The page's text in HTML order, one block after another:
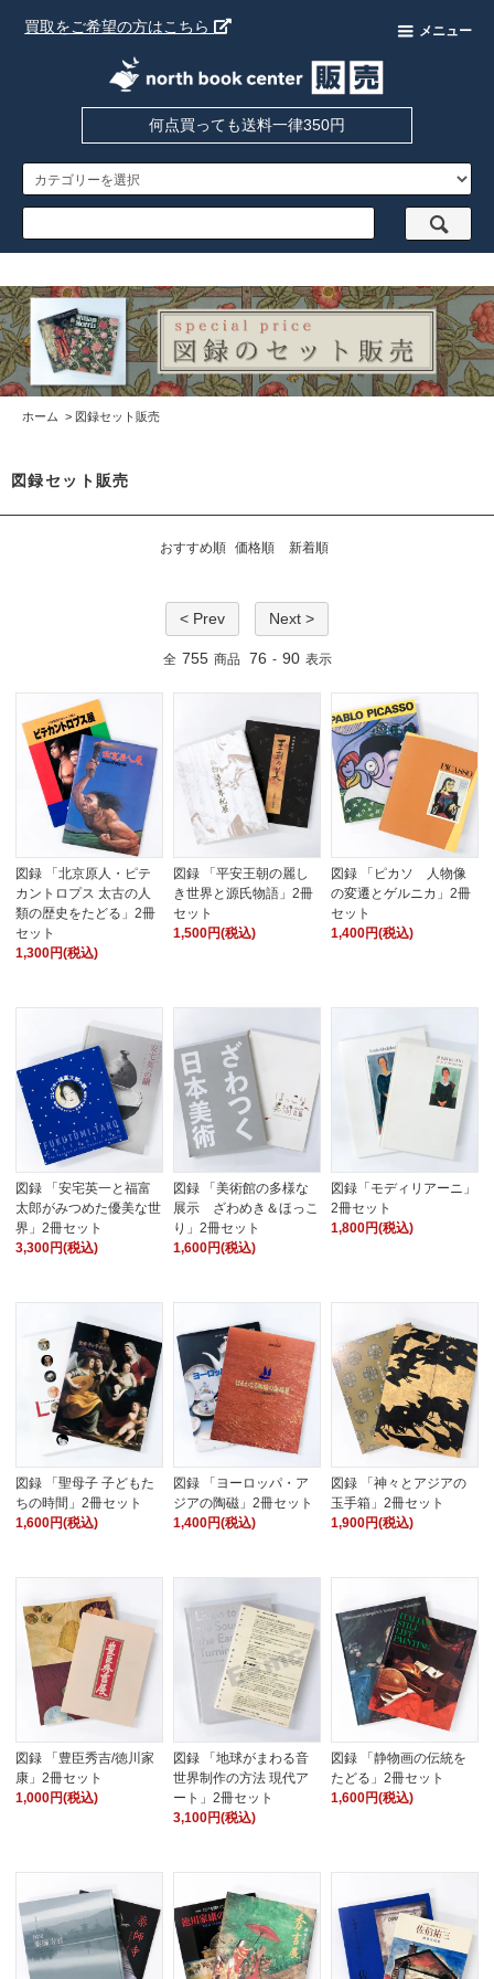
買取をご希望の方はこちら メニュー
何点買っても送料一律350円
ホーム > 図録セット販売
図録セット販売
おすすめ順 価格順 新着順
< Prev Next >
全 755 商品 76 - 90 表示
図録 「北京原人・ピテ
カントロプス 太古の人
類の歴史をたどる」2冊
セット
1,300円(税込)
図録 「平安王朝の麗し
き世界と源氏物語」2冊
セット
1,500円(税込)
図録 「ピカソ 人物像
の変遷とゲルニカ」2冊
セット
1,400円(税込)
図録 「安宅英一と福富
太郎がみつめた優美な世
界」2冊セット
3,300円(税込)
図録 「美術館の多様な
展示 ざわめき＆ほっこ
り」2冊セット
1,600円(税込)
図録「モディリアーニ」
2冊セット
1,800円(税込)
図録 「聖母子 子どもた
ちの時間」2冊セット
1,600円(税込)
図録 「ヨーロッパ・ア
ジアの陶磁」2冊セット
1,400円(税込)
図録 「神々とアジアの
玉手箱」2冊セット
1,900円(税込)
図録 「豊臣秀吉/徳川家
康」2冊セット
1,000円(税込)
図録 「地球がまわる音
世界制作の方法 現代ア
ート」2冊セット
3,100円(税込)
図録 「静物画の伝統を
たどる」2冊セット
1,600円(税込)